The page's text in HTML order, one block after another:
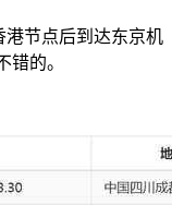
港节点后到达东京机
错的。